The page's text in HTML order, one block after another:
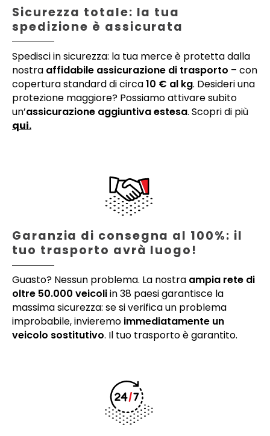
Sicurezza totale: la tua
spedizione è assicurata
Spedisci in sicurezza: la tua merce è protetta dalla
nostra affidabile assicurazione di trasporto – con
copertura standard di circa10 € al kg. Desideri una
protezione maggiore? Possiamo attivare subito
un’assicurazione aggiuntiva estesa. Scopri di più
qui.
Garanzia di consegna al 100%: il
tuo trasporto avrà luogo!
Guasto? Nessun problema. La nostra ampia rete di
oltre 50.000 veicoliin 38 paesi garantisce la
massima sicurezza: se si verifica un problema
improbabile, invieremo immediatamente un
veicolo sostitutivo. Il tuo trasporto è garantito.